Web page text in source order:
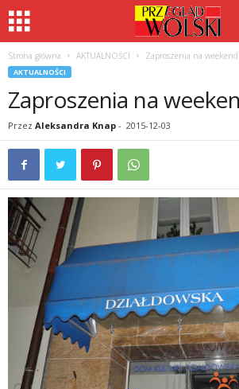
Strona główna AKTUALNOŚCI Zaproszenia na weekend
AKTUALNOŚCI
Zaproszenia na
Przez Aleksandra Knap - 2015-12-03